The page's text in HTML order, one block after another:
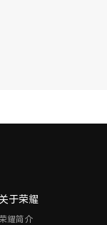
关于荣耀
荣耀简介